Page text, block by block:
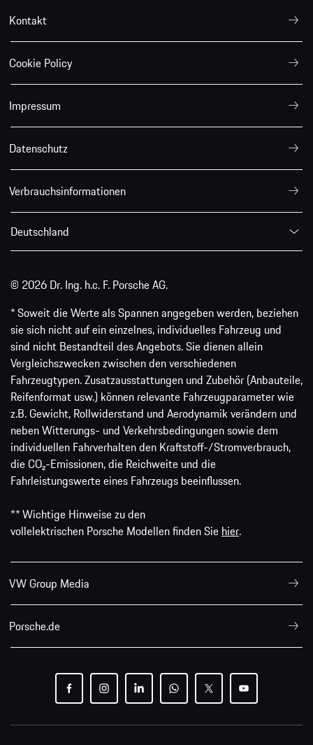
Kontakt
Cookie Policy
Impressum
Datenschutz
Verbrauchsinformationen
Deutschland
© 2026 Dr. Ing. h.c. F. Porsche AG.
* Soweit die Werte als Spannen angegeben werden, beziehen
sie sich nicht auf ein einzelnes, individuelles Fahrzeug und
sind nicht Bestandteil des Angebots. Sie dienen allein
Vergleichszwecken zwischen den verschiedenen
Fahrzeugtypen. Zusatzausstattungen und Zubehör (Anbauteile,
Reifenformat usw.) können relevante Fahrzeugparameter wie
z.B. Gewicht, Rollwiderstand und Aerodynamik verändern und
neben Witterungs- und Verkehrsbedingungen sowie dem
individuellen Fahrverhalten den Kraftstoff-/Stromverbrauch,
die CO₂-Emissionen, die Reichweite und die
Fahrleistungswerte eines Fahrzeugs beeinflussen.
** Wichtige Hinweise zu den
vollelektrischen Porsche Modellen finden Sie hier.
VW Group Media
Porsche.de